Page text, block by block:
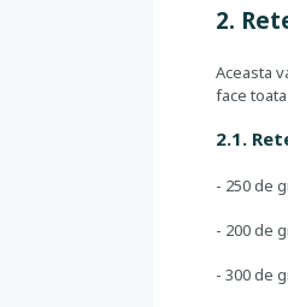
2.
Aceasta
face
2.1.
- 250 de
- 200 de
- 300 de